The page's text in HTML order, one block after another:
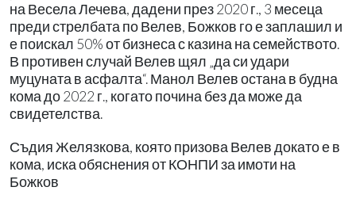
на Весела Лечева, дадени през 2020 г., 3 месеца
преди стрелбата по Велев, Божков го е заплашил и
е поискал 50% от бизнеса с казина на семейството.
В противен случай Велев щял „да си удари
муцуната в асфалта“. Манол Велев остана в будна
кома до 2022 г., когато почина без да може да
свидетелства.
Съдия Желязкова, която призова Велев докато е в
кома, иска обяснения от КОНПИ за имоти на
Божков